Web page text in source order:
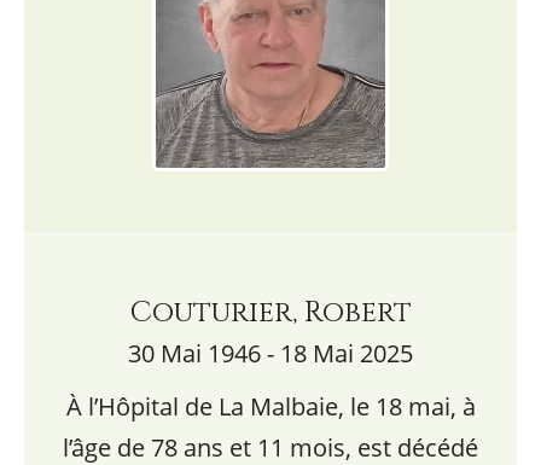
Couturier, Robert
30 Mai 1946 - 18 Mai 2025
À l’Hôpital de La Malbaie, le 18 mai, à
l’âge de 78 ans et 11 mois, est décédé